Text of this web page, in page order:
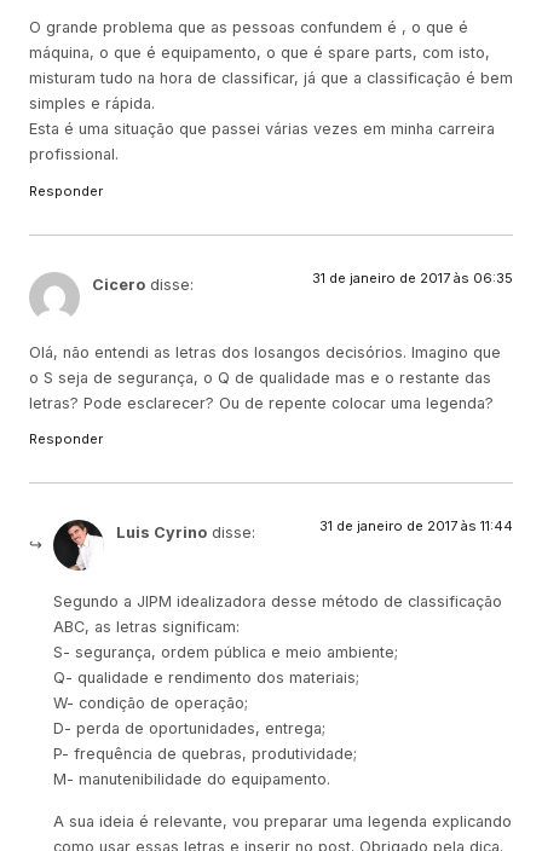
O grande problema que as pessoas confundem é , o que é
máquina, o que é equipamento, o que é spare parts, com isto,
misturam tudo na hora de classificar, já que a classificação é bem
simples e rápida.
Esta é uma situação que passei várias vezes em minha carreira
profissional.
Responder
Cicero disse: 31 de janeiro de 2017 às 06:35
Olá, não entendi as letras dos losangos decisórios. Imagino que
o S seja de segurança, o Q de qualidade mas e o restante das
letras? Pode esclarecer? Ou de repente colocar uma legenda?
Responder
Luis Cyrino disse: 31 de janeiro de 2017 às 11:44
Segundo a JIPM idealizadora desse método de classificação
ABC, as letras significam:
S- segurança, ordem pública e meio ambiente;
Q- qualidade e rendimento dos materiais;
W- condição de operação;
D- perda de oportunidades, entrega;
P- frequência de quebras, produtividade;
M- manutenibilidade do equipamento.
A sua ideia é relevante, vou preparar uma legenda explicando
como usar essas letras e inserir no post. Obrigado pela dica.